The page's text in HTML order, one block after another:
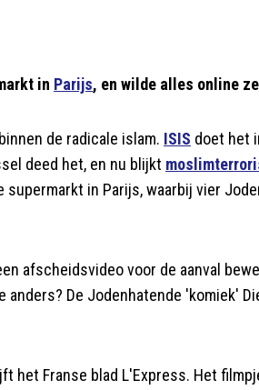
in Parijs, en wilde alles online
de radicale islam. ISIS doet het
deed het, en nu blijkt
in Parijs, waarbij vier
afscheidsvideo voor de aanval
De Jodenhatende 'komiek'
het Franse blad L'Express. Het